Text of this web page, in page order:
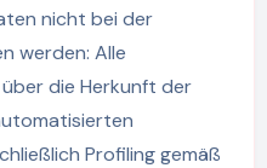
nicht bei der
werden: Alle
die Herkunft der
Profiling gemäß